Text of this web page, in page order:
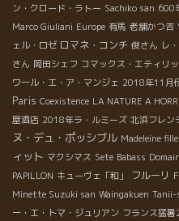
ン・クロード・ラトー Sachiko san 600
Marco Giuliani Europe 有馬 老舗かつ吉
ェル・ロゼ ロマネ・コンチ 俊さん レ
さん 岡田シェフ コマックス・エティリ
ワール・エ・ア・マンジェ 2018年11月
Paris Coexistence LA NATURE A
屋酒店 2018年ラ・ルミーズ 北浜フレン
ヌ・デュ・ポッシブル Madeleine
ィット マクシマス Sete Babass
PAPILLON キューヴェ「和」 フルーリ
Minette Suzuki san Waingakuen Tanii-
ー・エ・トマ・ジュリアン フランス猛